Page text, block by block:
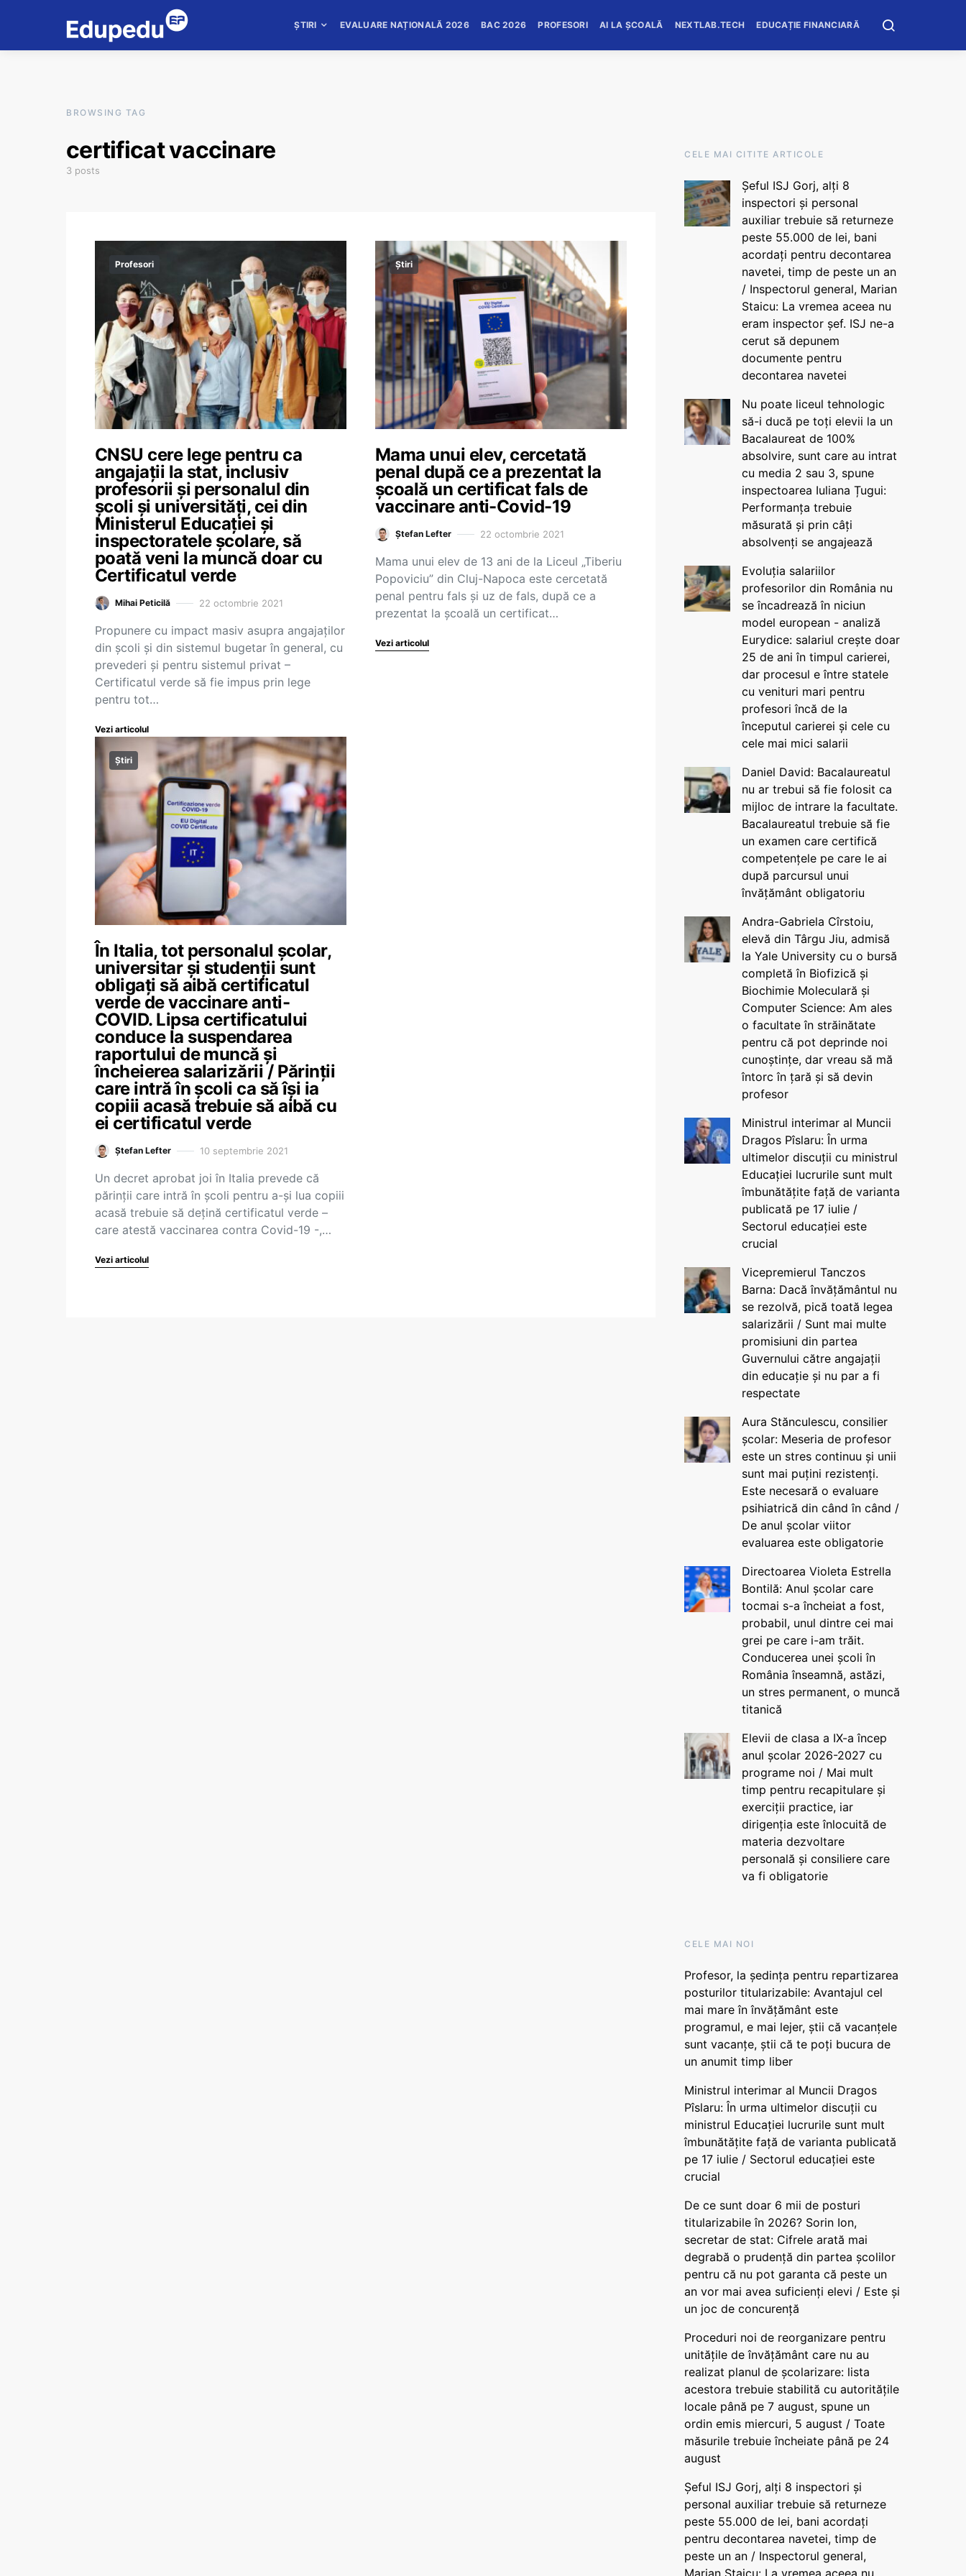
ȘTIRI EVALUARE NAȚIONALĂ 2026 BAC 2026 PROFESORI AI LA ȘCOALĂ NEXTLAB.TECH EDUCAȚIE FINANCIARĂ
BROWSING TAG
certificat vaccinare
3 posts
Profesori
CNSU cere lege pentru ca
angajații la stat, inclusiv
profesorii și personalul din
școli și universități, cei din
Ministerul Educației și
inspectoratele școlare, să
poată veni la muncă doar cu
Certificatul verde
Mihai Peticilă 22 octombrie 2021
Propunere cu impact masiv asupra angajaților
din școli și din sistemul bugetar în general, cu
prevederi și pentru sistemul privat –
Certificatul verde să fie impus prin lege
pentru tot…
Vezi articolul
Știri
Mama unui elev, cercetată
penal după ce a prezentat la
școală un certificat fals de
vaccinare anti-Covid-19
Ștefan Lefter 22 octombrie 2021
Mama unui elev de 13 ani de la Liceul „Tiberiu
Popoviciu” din Cluj-Napoca este cercetată
penal pentru fals și uz de fals, după ce a
prezentat la școală un certificat…
Vezi articolul
Știri
În Italia, tot personalul școlar,
universitar și studenții sunt
obligați să aibă certificatul
verde de vaccinare anti-
COVID. Lipsa certificatului
conduce la suspendarea
raportului de muncă și
încheierea salarizării / Părinții
care intră în școli ca să își ia
copiii acasă trebuie să aibă cu
ei certificatul verde
Ștefan Lefter 10 septembrie 2021
Un decret aprobat joi în Italia prevede că
părinții care intră în școli pentru a-și lua copiii
acasă trebuie să dețină certificatul verde –
care atestă vaccinarea contra Covid-19 -,…
Vezi articolul
CELE MAI CITITE ARTICOLE
Șeful ISJ Gorj, alți 8
inspectori și personal
auxiliar trebuie să returneze
peste 55.000 de lei, bani
acordați pentru decontarea
navetei, timp de peste un an
/ Inspectorul general, Marian
Staicu: La vremea aceea nu
eram inspector șef. ISJ ne-a
cerut să depunem
documente pentru
decontarea navetei
Nu poate liceul tehnologic
să-i ducă pe toți elevii la un
Bacalaureat de 100%
absolvire, sunt care au intrat
cu media 2 sau 3, spune
inspectoarea Iuliana Țugui:
Performanța trebuie
măsurată și prin câți
absolvenți se angajează
Evoluția salariilor
profesorilor din România nu
se încadrează în niciun
model european - analiză
Eurydice: salariul crește doar
25 de ani în timpul carierei,
dar procesul e între statele
cu venituri mari pentru
profesori încă de la
începutul carierei și cele cu
cele mai mici salarii
Daniel David: Bacalaureatul
nu ar trebui să fie folosit ca
mijloc de intrare la facultate.
Bacalaureatul trebuie să fie
un examen care certifică
competențele pe care le ai
după parcursul unui
învățământ obligatoriu
Andra-Gabriela Cîrstoiu,
elevă din Târgu Jiu, admisă
la Yale University cu o bursă
completă în Biofizică și
Biochimie Moleculară și
Computer Science: Am ales
o facultate în străinătate
pentru că pot deprinde noi
cunoștințe, dar vreau să mă
întorc în țară și să devin
profesor
Ministrul interimar al Muncii
Dragos Pîslaru: În urma
ultimelor discuții cu ministrul
Educației lucrurile sunt mult
îmbunătățite față de varianta
publicată pe 17 iulie /
Sectorul educației este
crucial
Vicepremierul Tanczos
Barna: Dacă învățământul nu
se rezolvă, pică toată legea
salarizării / Sunt mai multe
promisiuni din partea
Guvernului către angajații
din educație și nu par a fi
respectate
Aura Stănculescu, consilier
școlar: Meseria de profesor
este un stres continuu și unii
sunt mai puțini rezistenți.
Este necesară o evaluare
psihiatrică din când în când /
De anul școlar viitor
evaluarea este obligatorie
Directoarea Violeta Estrella
Bontilă: Anul școlar care
tocmai s-a încheiat a fost,
probabil, unul dintre cei mai
grei pe care i-am trăit.
Conducerea unei școli în
România înseamnă, astăzi,
un stres permanent, o muncă
titanică
Elevii de clasa a IX-a încep
anul școlar 2026-2027 cu
programe noi / Mai mult
timp pentru recapitulare și
exerciții practice, iar
dirigenția este înlocuită de
materia dezvoltare
personală și consiliere care
va fi obligatorie
CELE MAI NOI
Profesor, la ședința pentru repartizarea
posturilor titularizabile: Avantajul cel
mai mare în învățământ este
programul, e mai lejer, știi că vacanțele
sunt vacanţe, știi că te poți bucura de
un anumit timp liber
Ministrul interimar al Muncii Dragos
Pîslaru: În urma ultimelor discuții cu
ministrul Educației lucrurile sunt mult
îmbunătățite față de varianta publicată
pe 17 iulie / Sectorul educației este
crucial
De ce sunt doar 6 mii de posturi
titularizabile în 2026? Sorin Ion,
secretar de stat: Cifrele arată mai
degrabă o prudență din partea școlilor
pentru că nu pot garanta că peste un
an vor mai avea suficienți elevi / Este și
un joc de concurență
Proceduri noi de reorganizare pentru
unitățile de învățământ care nu au
realizat planul de școlarizare: lista
acestora trebuie stabilită cu autoritățile
locale până pe 7 august, spune un
ordin emis miercuri, 5 august / Toate
măsurile trebuie încheiate până pe 24
august
Șeful ISJ Gorj, alți 8 inspectori și
personal auxiliar trebuie să returneze
peste 55.000 de lei, bani acordați
pentru decontarea navetei, timp de
peste un an / Inspectorul general,
Marian Staicu: La vremea aceea nu